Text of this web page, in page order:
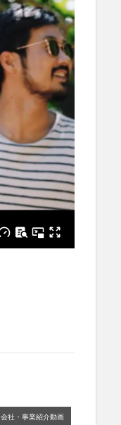
会社・事業紹介動画